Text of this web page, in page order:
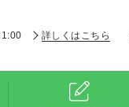
詳しくはこちら